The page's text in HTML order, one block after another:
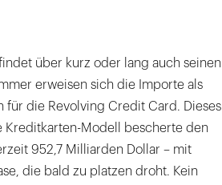
über kurz oder lang auch seinen
erweisen sich die Importe als
für die Revolving Credit Card. Dieses
Kreditkarten-Modell bescherte den
952,7 Milliarden Dollar – mit
die bald zu platzen droht. Kein